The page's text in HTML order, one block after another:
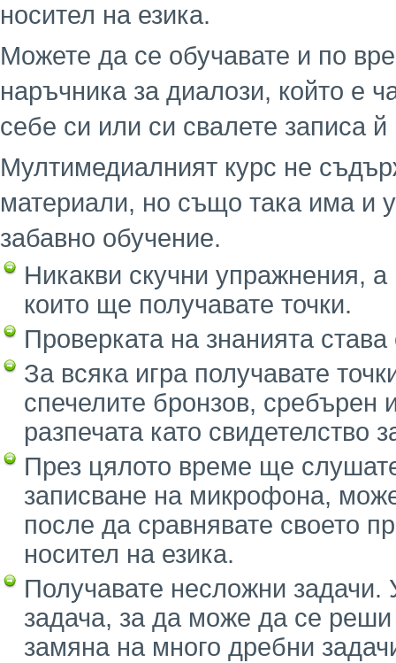
носител на езика.
Можете да се обучавате и по
наръчника за диалози, който е
себе си или си свалете записа
Мултимедиалният курс не
материали, но също така има и
забавно обучение.
Никакви скучни упражнения,
които ще получавате точки.
Проверката на знанията
За всяка игра получавате
спечелите бронзов, сребърен
разпечата като свидетелство
През цялото време ще
записване на микрофона,
после да сравнявате своето
носител на езика.
Получавате несложни задачи.
задача, за да може да се
замяна на много дребни